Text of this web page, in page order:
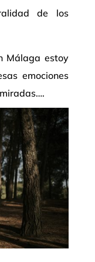
de los
Málaga estoy
emociones